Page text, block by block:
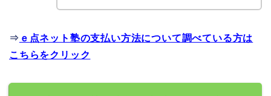
⇒ ｅ点ネット塾の支払い方法について調べている方は
こちらをクリック